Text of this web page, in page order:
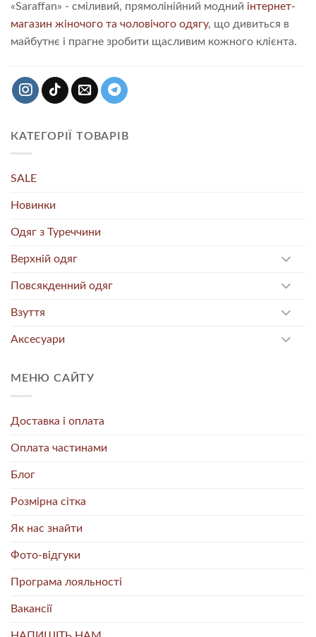
«Saraffan» - сміливий, прямолінійний модний інтернет-
магазин жіночого та чоловічого одягу, що дивиться в
майбутнє і прагне зробити щасливим кожного клієнта.
КАТЕГОРІЇ ТОВАРІВ
SALE
Новинки
Одяг з Туреччини
Верхній одяг
Повсякденний одяг
Взуття
Аксесуари
МЕНЮ САЙТУ
Доставка і оплата
Оплата частинами
Блог
Розмірна сітка
Як нас знайти
Фото-відгуки
Програма лояльності
Вакансії